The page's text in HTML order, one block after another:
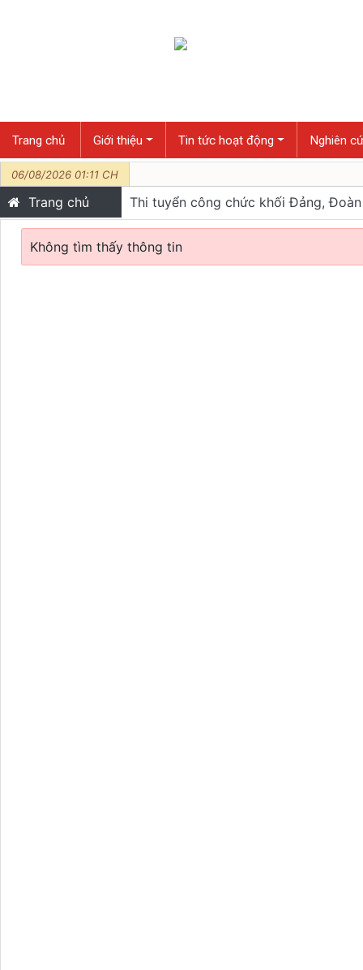
06/08/2026 01:11 CH
Trang chủ Giới thiệu Tin tức hoạt động Nghiên
Trang chủ Thi tuyển công chức khối Đảng,
Không tìm thấy thông tin